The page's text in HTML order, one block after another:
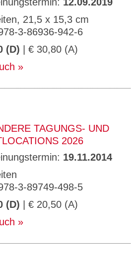
21,5 x 15,3 cm
3-86936-942-6
(D) | € 30,80 (A)
TAGUNGS- UND
2026
19.11.2014
3-89749-498-5
(D) | € 20,50 (A)